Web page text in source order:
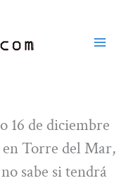
16 de diciembre
en Torre del Mar,
sabe si tendrá